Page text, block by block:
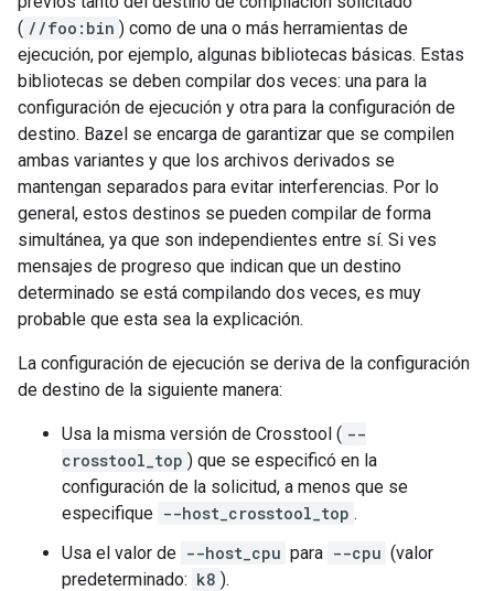
( //foo:bin ) como de una o más herramientas de
ejecución, por ejemplo, algunas bibliotecas básicas. Estas
bibliotecas se deben compilar dos veces: una para la
configuración de ejecución y otra para la configuración de
destino. Bazel se encarga de garantizar que se compilen
ambas variantes y que los archivos derivados se
mantengan separados para evitar interferencias. Por lo
general, estos destinos se pueden compilar de forma
simultánea, ya que son independientes entre sí. Si ves
mensajes de progreso que indican que un destino
determinado se está compilando dos veces, es muy
probable que esta sea la explicación.
La configuración de ejecución se deriva de la configuración
de destino de la siguiente manera:
Usa la misma versión de Crosstool ( --
crosstool_top ) que se especificó en la
configuración de la solicitud, a menos que se
especifique --host_crosstool_top .
Usa el valor de --host_cpu para --cpu (valor
predeterminado: k8 ).